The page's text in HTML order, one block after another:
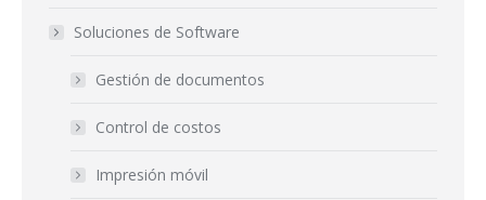
Soluciones de Software
Gestión de documentos
Control de costos
Impresión móvil